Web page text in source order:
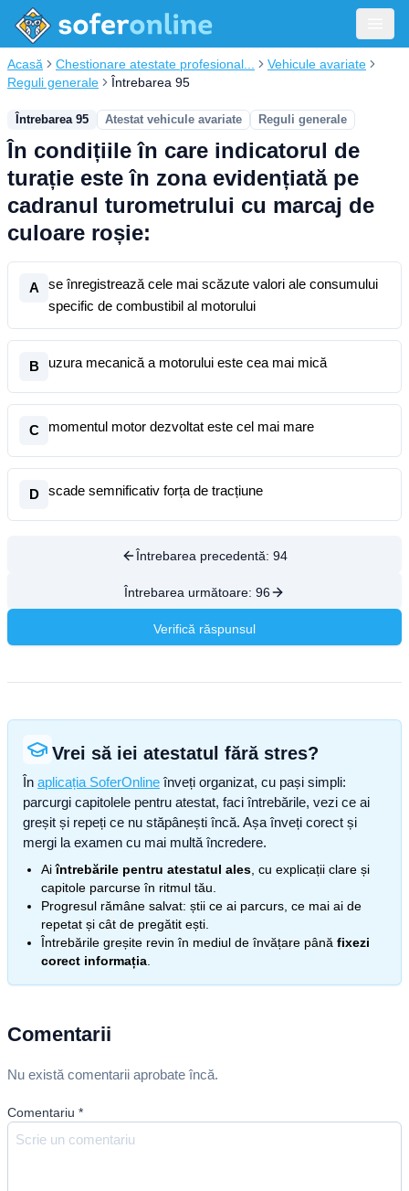
Acasă Chestionare atestate profesional...
Vehicule avariate
Reguli generale
Întrebarea 95
Întrebarea 95 Atestat vehicule avariate Reguli generale
În condițiile în care indicatorul de
turație este în zona evidențiată pe
cadranul turometrului cu marcaj de
culoare roșie:
A
se înregistrează cele mai scăzute valori ale consumului
specific de combustibil al motorului
B uzura mecanică a motorului este cea mai mică
C momentul motor dezvoltat este cel mai mare
D scade semnificativ forța de tracțiune
Întrebarea precedentă: 94
Întrebarea următoare: 96
Verifică răspunsul
Vrei să iei atestatul fără stres?
În aplicația SoferOnline înveți organizat, cu pași simpli:
parcurgi capitolele pentru atestat, faci întrebările, vezi ce ai
greșit și repeți ce nu stăpânești încă. Așa înveți corect și
mergi la examen cu mai multă încredere.
Aiîntrebările pentru atestatul ales , cu explicații clare și
capitole parcurse în ritmul tău.
Progresul rămâne salvat: știi ce ai parcurs, ce mai ai de
repetat și cât de pregătit ești.
Întrebările greșite revin în mediul de învățare până fixezi
corect informația
Comentarii
Nu există comentarii aprobate încă.
Comentariu *